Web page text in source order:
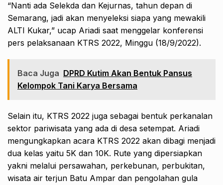
“Nanti ada Selekda dan Kejurnas, tahun depan di
Semarang, jadi akan menyeleksi siapa yang mewakili
ALTI Kukar,” ucap Ariadi saat menggelar konferensi
pers pelaksanaan KTRS 2022, Minggu (18/9/2022).
Baca Juga DPRD Kutim Akan Bentuk Pansus
Kelompok Tani Karya Bersama
Selain itu, KTRS 2022 juga sebagai bentuk perkanalan
sektor pariwisata yang ada di desa setempat. Ariadi
mengungkapkan acara KTRS 2022 akan dibagi menjadi
dua kelas yaitu 5K dan 10K. Rute yang dipersiapkan
yakni melalui persawahan, perkebunan, perbukitan,
wisata air terjun Batu Ampar dan pengolahan gula